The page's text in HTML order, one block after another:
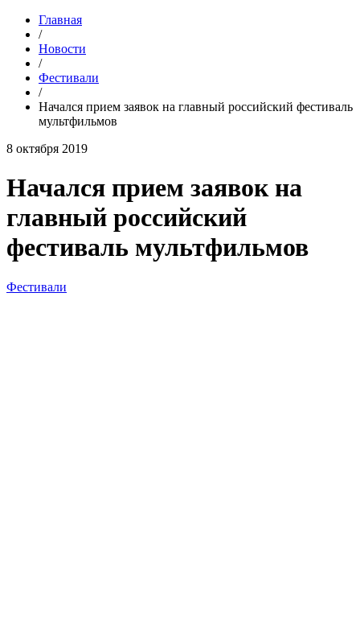
Главная
/
Новости
/
Фестивали
/
Начался прием заявок на главный российский фестиваль
мультфильмов
8 октября 2019
Начался прием заявок на
главный российский
фестиваль мультфильмов
Фестивали